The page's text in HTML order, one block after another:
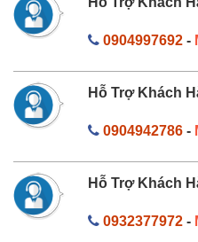
0904997692-
Hỗ Trợ Khách
0904942786-
Hỗ Trợ Khách
0932377972-